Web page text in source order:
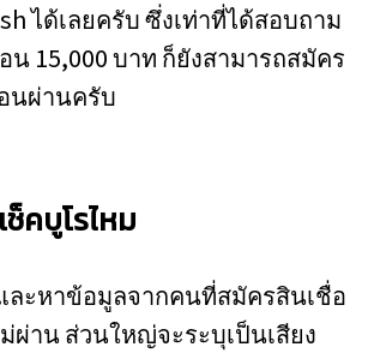
ได้เลยครับ ซึ่งเท่าที่ได้สอบถาม
น 15,000 บาท ก็ยังสามารถสมัคร
นผ่านครับ
คบูโรไหม
ละหาข้อมูลจากคนที่สมัครสินเชื่อ
ผ่าน ส่วนใหญ่จะระบุเป็นเสียง